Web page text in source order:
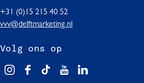
+31 (0)15 215 40 52
vvv@delftmarketing.nl
Volg ons op
V F T Y L